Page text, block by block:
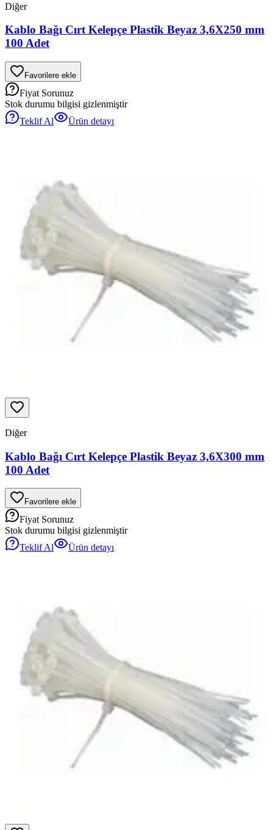
Diğer
Kablo Bağı Cırt Kelepçe Plastik Beyaz 3,6X250 mm
100 Adet
Favorilere ekle
Fiyat Sorunuz
Stok durumu bilgisi gizlenmiştir
Teklif Al
Ürün detayı
Diğer
Kablo Bağı Cırt Kelepçe Plastik Beyaz 3,6X300 mm
100 Adet
Favorilere ekle
Fiyat Sorunuz
Stok durumu bilgisi gizlenmiştir
Teklif Al
Ürün detayı